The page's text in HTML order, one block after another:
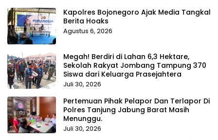
Kapolres Bojonegoro Ajak Media Tangkal
Berita Hoaks
Agustus 6, 2026
Megah! Berdiri di Lahan 6,3 Hektare,
Sekolah Rakyat Jombang Tampung 370
Siswa dari Keluarga Prasejahtera
Juli 30, 2026
Pertemuan Pihak Pelapor Dan Terlapor Di
Polres Tanjung Jabung Barat Masih
Menunggu.
Juli 30, 2026